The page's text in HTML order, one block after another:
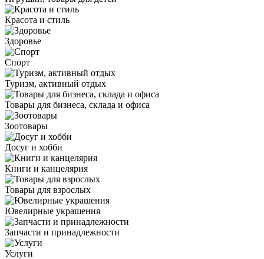
Красота и стиль
Здоровье
Спорт
Туризм, активный отдых
Товары для бизнеса, склада и офиса
Зоотовары
Досуг и хобби
Книги и канцелярия
Товары для взрослых
Ювелирные украшения
Запчасти и принадлежности
Услуги